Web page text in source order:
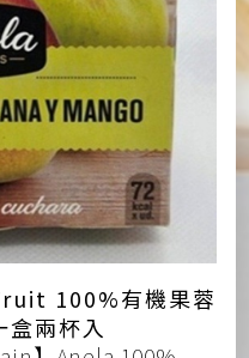
100%有機果蓉
兩杯入